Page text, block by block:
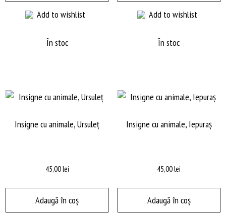
Add to wishlist
În stoc
Add to wishlist
În stoc
Insigne cu animale, Ursuleț
45,00lei
Adaugă în coș
Insigne cu animale, Iepuraș
45,00lei
Adaugă în coș